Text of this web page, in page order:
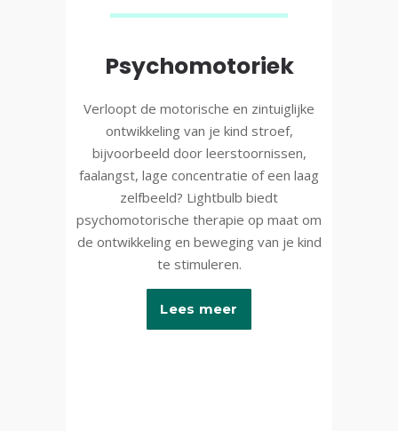
Psychomotoriek
Verloopt de motorische en zintuiglijke
ontwikkeling van je kind stroef,
bijvoorbeeld door leerstoornissen,
faalangst, lage concentratie of een laag
zelfbeeld? Lightbulb biedt
psychomotorische therapie op maat om
de ontwikkeling en beweging van je kind
te stimuleren.
Lees meer